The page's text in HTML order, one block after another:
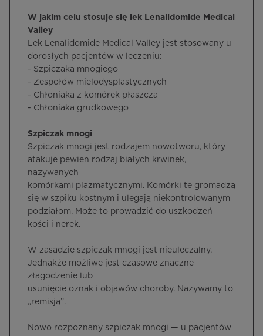
W jakim celu stosuje się lek Lenalidomide Medical
Valley
Lek Lenalidomide Medical Valley jest stosowany u
dorosłych pacjentów w leczeniu:
- Szpiczaka mnogiego
- Zespołów mielodysplastycznych
- Chłoniaka z komórek płaszcza
- Chłoniaka grudkowego
Szpiczak mnogi
Szpiczak mnogi jest rodzajem nowotworu, który
atakuje pewien rodzaj białych krwinek,
nazywanych
komórkami plazmatycznymi. Komórki te gromadzą
się w szpiku kostnym i ulegają niekontrolowanym
podziałom. Może to prowadzić do uszkodzeń
kości i nerek.
W zasadzie szpiczak mnogi jest nieuleczalny.
Jednakże możliwe jest czasowe znaczne
złagodzenie lub
usunięcie oznak i objawów choroby. Nazywamy to
„remisją”.
Nowo rozpoznany szpiczak mnogi — u pacjentów